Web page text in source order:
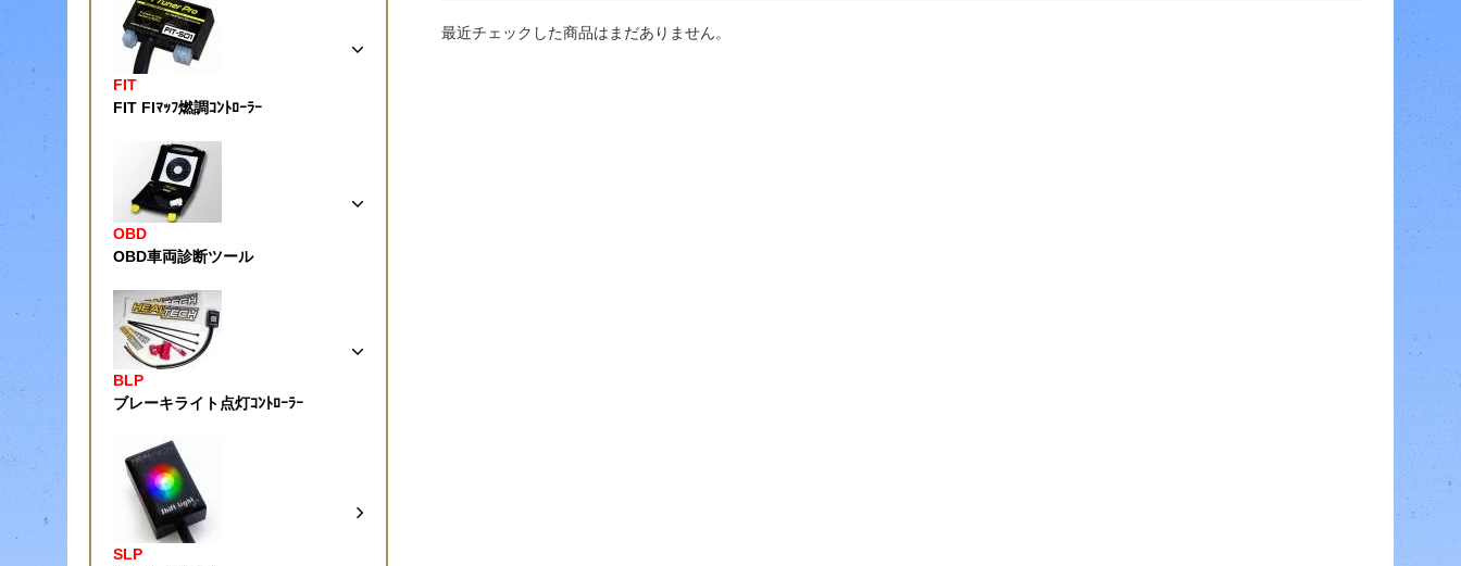
最近チェックした商品はまだありません。
FIT
FIT FIﾏｯﾌ燃調ｺﾝﾄﾛｰﾗｰ
OBD
OBD車両診断ツール
BLP
ブレーキライト点灯ｺﾝﾄﾛｰﾗｰ
SLP